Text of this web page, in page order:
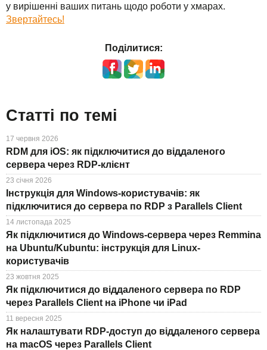
у вирішенні ваших питань щодо роботи у хмарах.
Звертайтесь!
Поділитися:
Статті по темі
17 червня 2026
RDM для iOS: як підключитися до віддаленого
сервера через RDP-клієнт
23 січня 2026
Інструкція для Windows-користувачів: як
підключитися до сервера по RDP з Parallels Client
14 листопада 2025
Як підключитися до Windows-сервера через Remmina
на Ubuntu/Kubuntu: інструкція для Linux-
користувачів
23 жовтня 2025
Як підключитися до віддаленого сервера по RDP
через Parallels Client на iPhone чи iPad
11 вересня 2025
Як налаштувати RDP-доступ до віддаленого сервера
на macOS через Parallels Client